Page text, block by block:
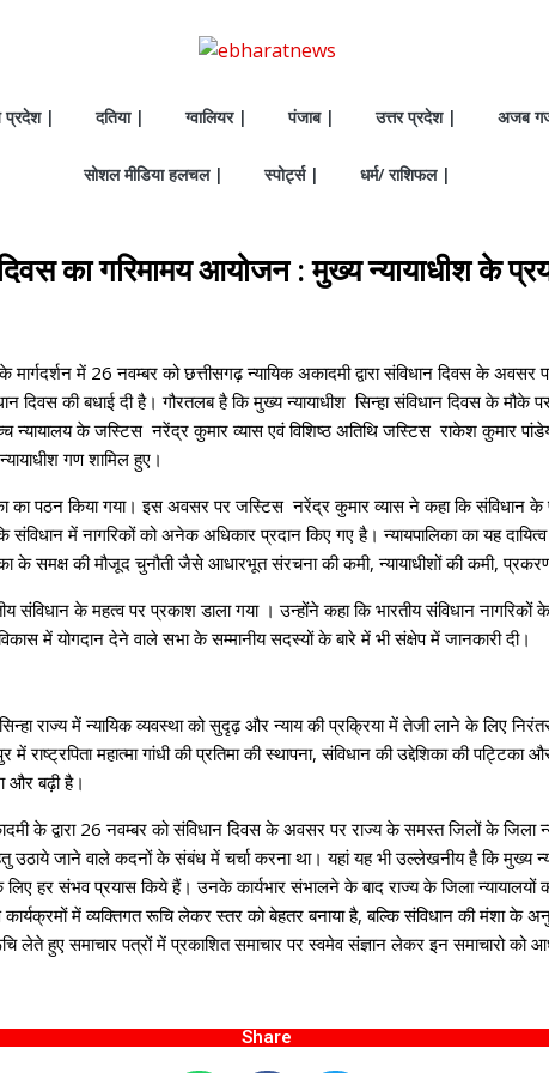
प्रदेश | दतिया | ग्वालियर | पंजाब | उत्तर प्रदेश | अजब
सोशल मीडिया हलचल | स्पोर्ट्स | धर्म/ राशिफल |
का गरिमामय आयोजन : मुख्य न्यायाधीश के
में 26 नवम्बर को छत्तीसगढ़ न्यायिक अकादमी द्वारा संविधान दिवस के
दिवस की बधाई दी है। गौरतलब है कि मुख्य न्यायाधीश सिन्हा संविधान दिवस के मौके
के जस्टिस नरेंद्र कुमार व्यास एवं विशिष्ठ अतिथि जस्टिस राकेश कुमार
गण शामिल हुए।
का पठन किया गया। इस अवसर पर जस्टिस नरेंद्र कुमार व्यास ने कहा कि
संविधान में नागरिकों को अनेक अधिकार प्रदान किए गए है। न्यायपालिका का यह
के समक्ष की मौजूद चुनौती जैसे आधारभूत संरचना की कमी, न्यायाधीशों की कमी,
संविधान के महत्व पर प्रकाश डाला गया । उन्होंने कहा कि भारतीय संविधान
में योगदान देने वाले सभा के सम्मानीय सदस्यों के बारे में भी संक्षेप में जानकारी दी।
राज्य में न्यायिक व्यवस्था को सुदृढ़ और न्याय की प्रक्रिया में तेजी लाने के लिए
महात्मा गांधी की प्रतिमा की स्थापना, संविधान की उद्देशिका की पट्टिका
और बढ़ी है।
के द्वारा 26 नवम्बर को संविधान दिवस के अवसर पर राज्य के समस्त जिलों के जिला
जाने वाले कदनों के संबंध में चर्चा करना था। यहां यह भी उल्लेखनीय है कि मुख्य
हर संभव प्रयास किये हैं। उनके कार्यभार संभालने के बाद राज्य के जिला न्यायालयों
कार्यक्रमों में व्यक्तिगत रूचि लेकर स्तर को बेहतर बनाया है, बल्कि संविधान की मंशा के
हुए समाचार पत्रों में प्रकाशित समाचार पर स्वमेव संज्ञान लेकर इन समाचारो
Share